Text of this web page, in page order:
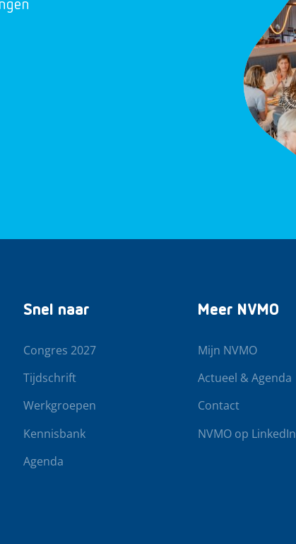
Snel naar
Congres 2027
Tijdschrift
Werkgroepen
Kennisbank
Agenda
Meer NVMO
Mijn NVMO
Actueel & Agenda
Contact
NVMO op LinkedIn